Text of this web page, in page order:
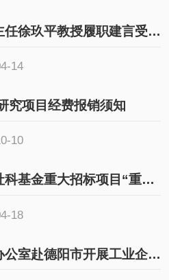
中心主任徐玖平教授履职建言受到人民日报等权威媒体报道
14
究项目经费报销须知
10
国家社科基金重大招标项目“重大突发公共卫生事件背景下城市韧性治理体系研究”开题报告会顺利举行
18
中心办公室赴德阳市开展工业企业数字化转型实地调研